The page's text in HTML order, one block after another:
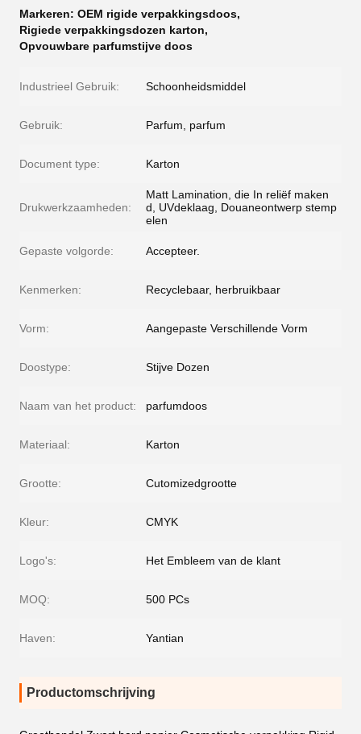
Markeren: OEM rigide verpakkingsdoos,
Rigiede verpakkingsdozen karton,
Opvouwbare parfumstijve doos
Industrieel Gebruik: Schoonheidsmiddel
Gebruik: Parfum, parfum
Document type: Karton
Drukwerkzaamheden:
Matt Lamination, die In reliëf maken
d, UVdeklaag, Douaneontwerp stemp
elen
Gepaste volgorde: Accepteer.
Kenmerken: Recyclebaar, herbruikbaar
Vorm: Aangepaste Verschillende Vorm
Doostype: Stijve Dozen
Naam van het product: parfumdoos
Materiaal: Karton
Grootte: Cutomizedgrootte
Kleur: CMYK
Logo's: Het Embleem van de klant
MOQ: 500 PCs
Haven: Yantian
Productomschrijving